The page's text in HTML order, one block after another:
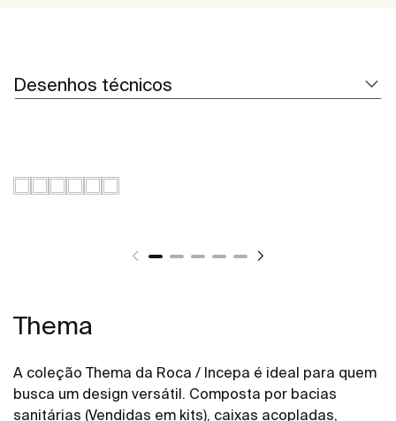
Desenhos técnicos
Thema
A coleção Thema da Roca / Incepa é ideal para quem
busca um design versátil. Composta por bacias
sanitárias (Vendidas em kits), caixas acopladas,